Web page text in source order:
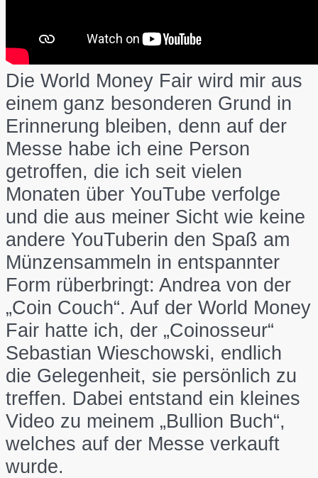
Die World Money Fair wird mir aus
einem ganz besonderen Grund in
Erinnerung bleiben, denn auf der
Messe habe ich eine Person
getroffen, die ich seit vielen
Monaten über YouTube verfolge
und die aus meiner Sicht wie keine
andere YouTuberin den Spaß am
Münzensammeln in entspannter
Form rüberbringt: Andrea von der
„Coin Couch“. Auf der World Money
Fair hatte ich, der „Coinosseur“
Sebastian Wieschowski, endlich
die Gelegenheit, sie persönlich zu
treffen. Dabei entstand ein kleines
Video zu meinem „Bullion Buch“,
welches auf der Messe verkauft
wurde.